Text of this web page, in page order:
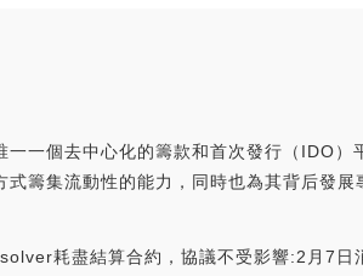
一個去中心化的籌款和首次發行（IDO
籌集流動性的能力，同時也為其背后發
耗盡結算合約，協議不受影響:2月7